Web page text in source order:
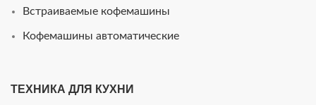
Встраиваемые кофемашины
Кофемашины автоматические
ТЕХНИКА ДЛЯ КУХНИ